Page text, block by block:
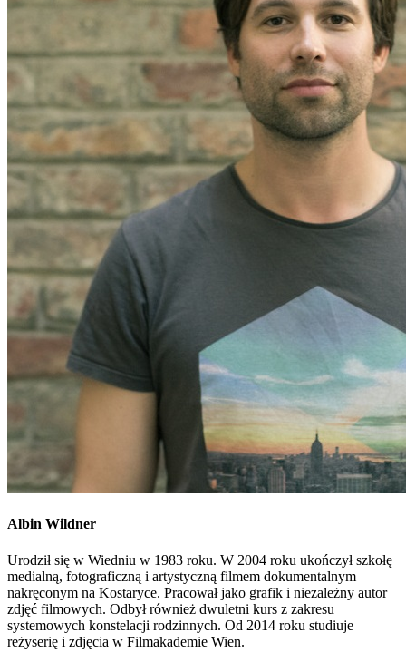
Albin Wildner
Urodził się w Wiedniu w 1983 roku. W 2004 roku ukończył szkołę
medialną, fotograficzną i artystyczną filmem dokumentalnym
nakręconym na Kostaryce. Pracował jako grafik i niezależny autor
zdjęć filmowych. Odbył również dwuletni kurs z zakresu
systemowych konstelacji rodzinnych. Od 2014 roku studiuje
reżyserię i zdjęcia w Filmakademie Wien.